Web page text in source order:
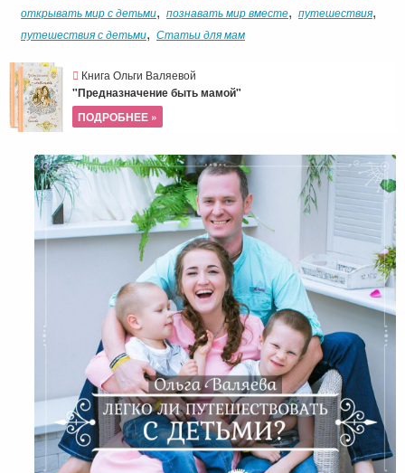
открывать мир с детьми, познавать мир вместе, путешествия,
путешествия с детьми, Статьи для мам
Книга Ольги Валяевой
"Предназначение быть мамой"
ПОДРОБНЕЕ »